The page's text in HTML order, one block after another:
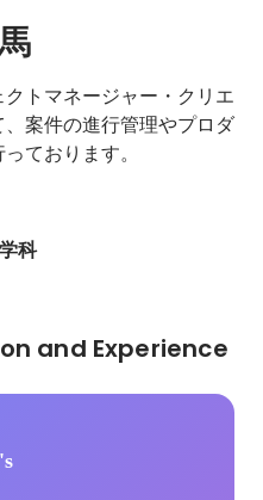
トマネージャー・クリエ
案件の進行管理やプロダ
ております。
科